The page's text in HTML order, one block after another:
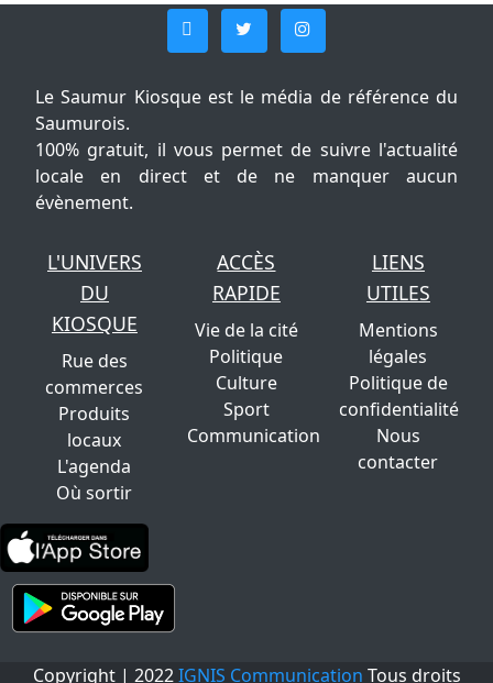
Le Saumur Kiosque est le média de référence du
Saumurois.
100% gratuit, il vous permet de suivre l'actualité
locale en direct et de ne manquer aucun
évènement.
L'UNIVERS
DU
KIOSQUE
Rue des
commerces
Produits
locaux
L'agenda
Où sortir
ACCÈS
RAPIDE
Vie de la cité
Politique
Culture
Sport
Communication
LIENS
UTILES
Mentions
légales
Politique de
confidentialité
Nous
contacter
Copyright | 2022IGNIS Communication Tous droits